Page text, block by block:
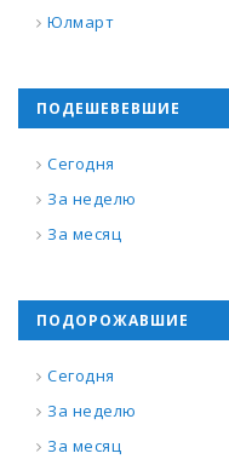
Юлмарт
ПОДЕШЕВЕВШИЕ
Сегодня
За неделю
За месяц
ПОДОРОЖАВШИЕ
Сегодня
За неделю
За месяц